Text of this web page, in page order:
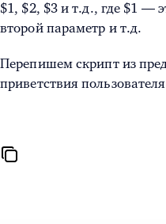
$1, $2, $3 и т.д., где $1 —
второй параметр и т.д.
Перепишем скрипт из
приветствия